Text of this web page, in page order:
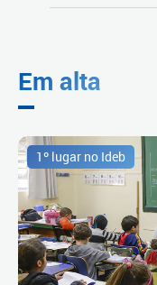
Em alta
1º lugar no Ideb